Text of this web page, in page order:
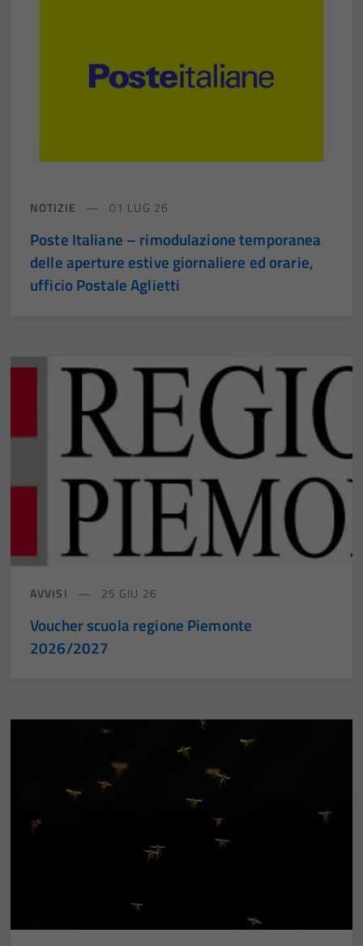
NOTIZIE 01 LUG 26
Poste Italiane – rimodulazione temporanea
delle aperture estive giornaliere ed orarie,
ufficio Postale Aglietti
AVVISI 25 GIU 26
Voucher scuola regione Piemonte
2026/2027